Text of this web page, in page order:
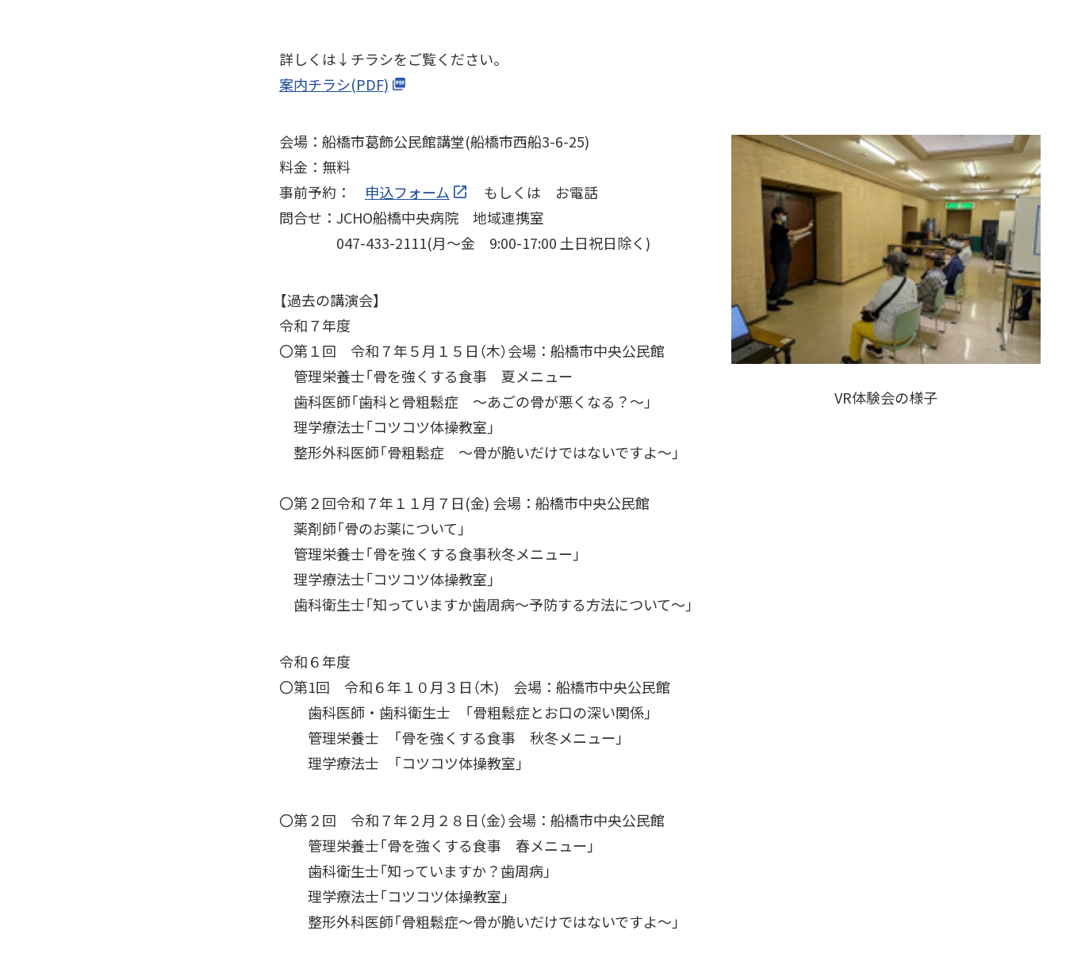
詳しくは↓チラシをご覧ください。
案内チラシ(PDF)
VR体験会の様子
会場：船橋市葛飾公民館講堂(船橋市西船3-6-25)
料金：無料
事前予約： 申込フォーム
もしくは お電話
問合せ：JCHO船橋中央病院 地域連携室
047-433-2111(月～金 9:00-17:00 土日祝日除く)
【過去の講演会】
令和７年度
〇第１回 令和７年５月１５日（木）会場：船橋市中央公民館
管理栄養士「骨を強くする食事 夏メニュー
歯科医師「歯科と骨粗鬆症 ～あごの骨が悪くなる？～」
理学療法士「コツコツ体操教室」
整形外科医師「骨粗鬆症 ～骨が脆いだけではないですよ～」
〇第２回令和７年１１月７日(金) 会場：船橋市中央公民館
薬剤師「骨のお薬について」
管理栄養士「骨を強くする食事秋冬メニュー」
理学療法士「コツコツ体操教室」
歯科衛生士「知っていますか歯周病～予防する方法について～」
令和６年度
〇第1回 令和６年１０月３日（木) 会場：船橋市中央公民館
歯科医師・歯科衛生士 「骨粗鬆症とお口の深い関係」
管理栄養士 「骨を強くする食事 秋冬メニュー」
理学療法士 「コツコツ体操教室」
〇第２回 令和７年２月２８日（金）会場：船橋市中央公民館
管理栄養士「骨を強くする食事 春メニュー」
歯科衛生士「知っていますか？歯周病」
理学療法士「コツコツ体操教室」
整形外科医師「骨粗鬆症～骨が脆いだけではないですよ～」